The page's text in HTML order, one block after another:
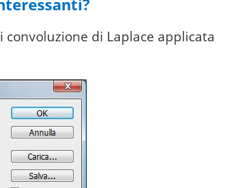
di Laplace applicata